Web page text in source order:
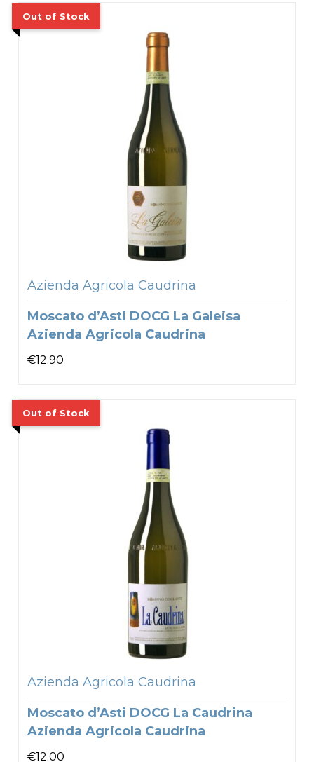
Azienda Agricola Caudrina
Moscato d’Asti DOCG La Galeisa
Azienda Agricola Caudrina
€12.90
Azienda Agricola Caudrina
Moscato d’Asti DOCG La Caudrina
Azienda Agricola Caudrina
€12.00